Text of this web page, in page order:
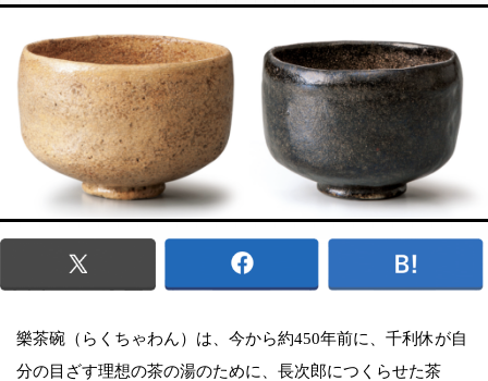
樂茶碗（らくちゃわん）は、今から約450年前に、千利休が自
分の目ざす理想の茶の湯のために、長次郎につくらせた茶